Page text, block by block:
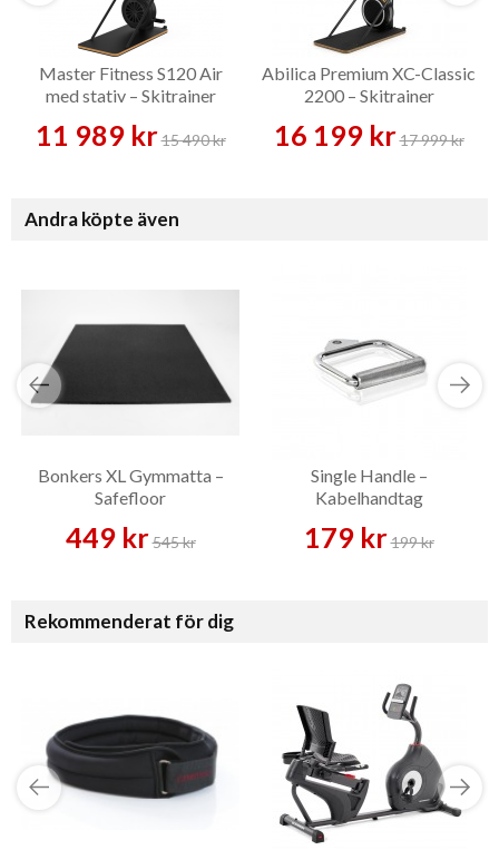
Master Fitness S120 Air
med stativ – Skitrainer
11 989 kr15 490 kr
Abilica Premium XC-Classic
2200 – Skitrainer
16 199 kr17 999 kr
Andra köpte även
Bonkers XL Gymmatta –
Safefloor
449 kr545 kr
Single Handle –
Kabelhandtag
179 kr199 kr
Rekommenderat för dig